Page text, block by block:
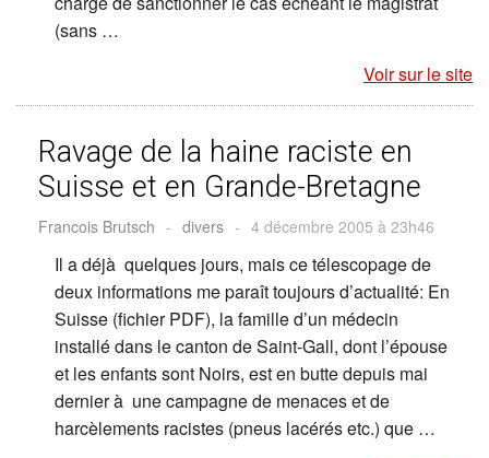
(sans …
Voir sur le site
Ravage de la haine raciste en
Suisse et en Grande-Bretagne
Francois Brutsch - divers - 4 décembre 2005 à 23h46
Il a déjà quelques jours, mais ce télescopage de
deux informations me paraît toujours d’actualité: En
Suisse (fichier PDF), la famille d’un médecin
installé dans le canton de Saint-Gall, dont l’épouse
et les enfants sont Noirs, est en butte depuis mai
dernier à une campagne de menaces et de
harcèlements racistes (pneus lacérés etc.) que …